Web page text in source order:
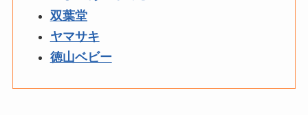
双葉堂
ヤマサキ
徳山ベビー